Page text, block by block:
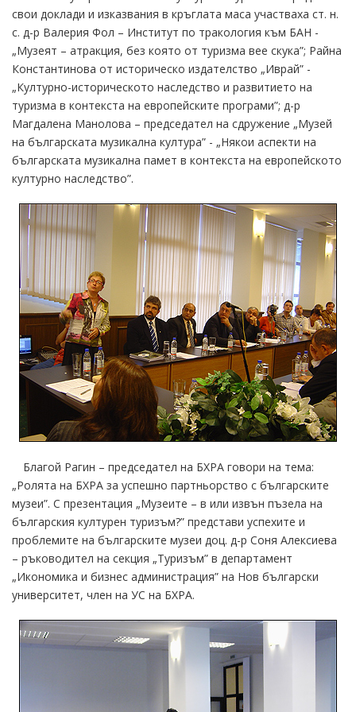
свои доклади и изказвания в кръглата маса участваха ст. н.
с. д-р Валерия Фол – Институт по тракология към БАН -
„Музеят – атракция, без която от туризма вее скука”; Райна
Константинова от историческо издателство „Иврай” -
„Културно-историческото наследство и развитието на
туризма в контекста на европейските програми”; д-р
Магдалена Манолова – председател на сдружение „Музей
на българската музикална култура” - „Някои аспекти на
българската музикална памет в контекста на европейското
културно наследство”.
Благой Рагин – председател на БХРА говори на тема:
„Ролята на БХРА за успешно партньорство с българските
музеи”. С презентация „Музеите – в или извън пъзела на
българския културен туризъм?” представи успехите и
проблемите на българските музеи доц. д-р Соня Алексиева
– ръководител на секция „Туризъм” в департамент
„Икономика и бизнес администрация” на Нов български
университет, член на УС на БХРА.